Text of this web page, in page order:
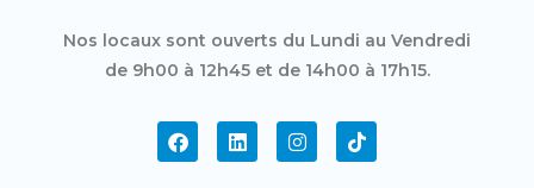
Nos locaux sont ouverts du Lundi au Vendredi
de 9h00 à 12h45 et de 14h00 à 17h15.